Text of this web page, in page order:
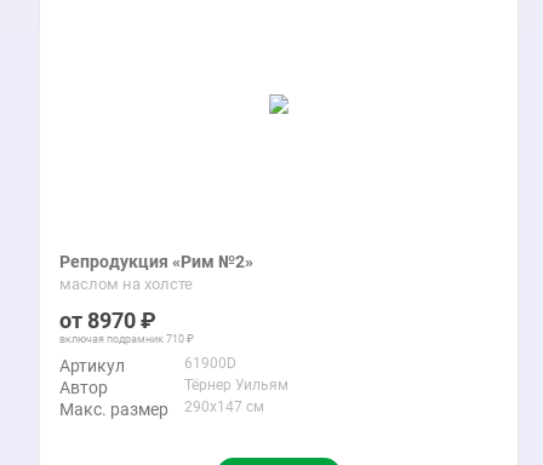
Репродукция «Рим №2»
маслом на холсте
8970
включая подрамник 710
Артикул 61900D
Автор Тёрнер Уильям
Макс. размер 290x147 см